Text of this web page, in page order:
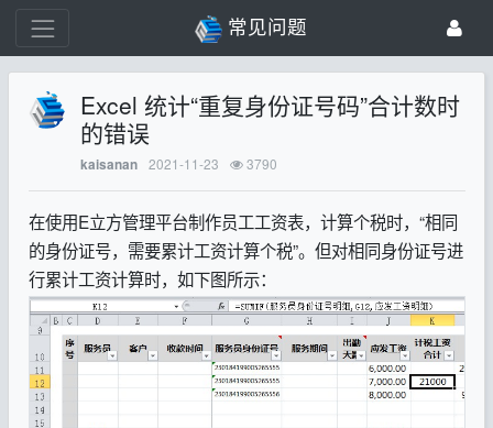
常见问题
Excel 统计“重复身份证号码”合计数时
的错误
kaisanan 2021-11-23 3790
在使用E立方管理平台制作员工工资表，计算个税时，“相同
的身份证号，需要累计工资计算个税”。但对相同身份证号进
行累计工资计算时，如下图所示：